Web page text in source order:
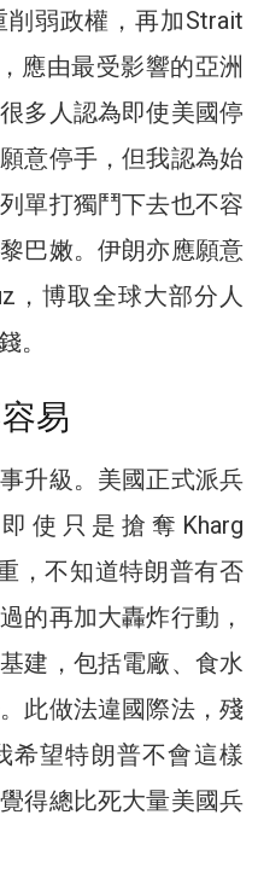
弱政權，再加Strait
應由最受影響的亞洲
多人認為即使美國停
意停手，但我認為始
單打獨鬥下去也不容
巴嫩。伊朗亦應願意
，博取全球大部分人
。
易
升級。美國正式派兵
使只是搶奪Kharg
，不知道特朗普有否
的再加大轟炸行動，
建，包括電廠、食水
此做法違國際法，殘
希望特朗普不會這樣
得總比死大量美國兵